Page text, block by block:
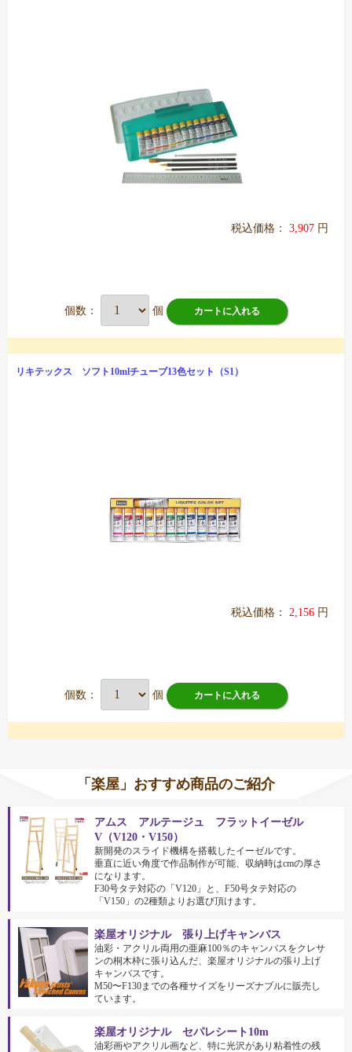
税込価格： 3,907 円
個数： 個 カートに入れる
リキテックス ソフト10mlチューブ13色セット（S1）
税込価格： 2,156 円
個数： 個 カートに入れる
「楽屋」おすすめ商品のご紹介
アムス アルテージュ フラットイーゼル
V（V120・V150）
新開発のスライド機構を搭載したイーゼルです。
垂直に近い角度で作品制作が可能、収納時はcmの厚さ
になります。
F30号タテ対応の「V120」と、F50号タテ対応の
「V150」の2種類よりお選び頂けます。
楽屋オリジナル 張り上げキャンバス
油彩・アクリル両用の亜麻100％のキャンバスをクレサ
ンの桐木枠に張り込んだ、楽屋オリジナルの張り上げ
キャンバスです。
M50〜F130までの各種サイズをリーズナブルに販売し
ています。
楽屋オリジナル セパレシート10m
油彩画やアクリル画など、特に光沢があり粘着性の残